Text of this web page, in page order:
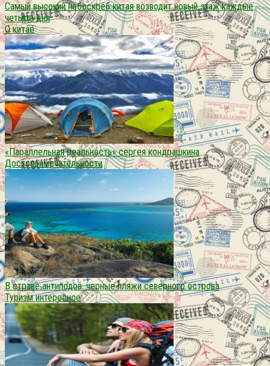
Самый высокий небоскрёб китая возводит новый этаж каждые
четыре дня
О китае
«Параллельная реальность» сергея кондрашкина
Достопримечательности
В стране антиподов. черные пляжи северного острова
Туризм интересное